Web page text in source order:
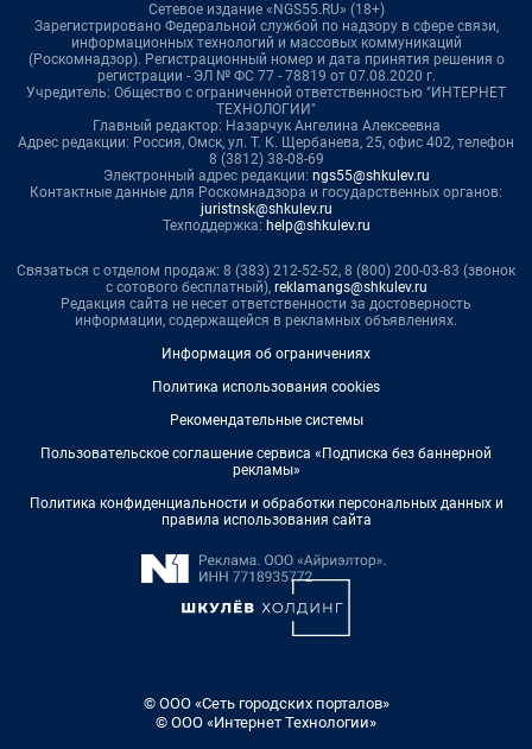
Сетевое издание «NGS55.RU» (18+)
Зарегистрировано Федеральной службой по надзору в сфере связи,
информационных технологий и массовых коммуникаций
(Роскомнадзор). Регистрационный номер и дата принятия решения о
регистрации - ЭЛ № ФС 77 - 78819 от 07.08.2020 г.
Учредитель: Общество с ограниченной ответственностью "ИНТЕРНЕТ
ТЕХНОЛОГИИ"
Главный редактор: Назарчук Ангелина Алексеевна
Адрес редакции: Россия, Омск, ул. Т. К. Щербанева, 25, офис 402, телефон
8 (3812) 38-08-69
Электронный адрес редакции: ngs55@shkulev.ru
Контактные данные для Роскомнадзора и государственных органов:
juristnsk@shkulev.ru
Техподдержка: help@shkulev.ru
Связаться с отделом продаж: 8 (383) 212-52-52, 8 (800) 200-03-83 (звонок
с сотового бесплатный), reklamangs@shkulev.ru
Редакция сайта не несет ответственности за достоверность
информации, содержащейся в рекламных объявлениях.
Информация об ограничениях
Политика использования cookies
Рекомендательные системы
Пользовательское соглашение сервиса «Подписка без баннерной
рекламы»
Политика конфиденциальности и обработки персональных данных и
правила использования сайта
© ООО «Сеть городских порталов»
© ООО «Интернет Технологии»